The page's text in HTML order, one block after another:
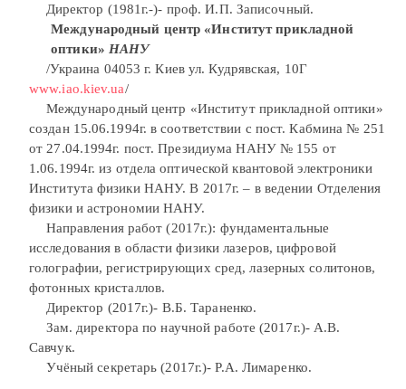
Директор (1981г.-)- проф. И.П. Записочный.
Международный центр «Институт прикладной
оптики» НАНУ
/Украина 04053 г. Киев ул. Кудрявская, 10Г
www.iao.kiev.ua/
Международный центр «Институт прикладной оптики»
создан 15.06.1994г. в соответствии с пост. Кабмина № 251
от 27.04.1994г. пост. Президиума НАНУ № 155 от
1.06.1994г. из отдела оптической квантовой электроники
Института физики НАНУ. В 2017г. – в ведении Отделения
физики и астрономии НАНУ.
Направления работ (2017г.): фундаментальные
исследования в области физики лазеров, цифровой
голографии, регистрирующих сред, лазерных солитонов,
фотонных кристаллов.
Директор (2017г.)- В.Б. Тараненко.
Зам. директора по научной работе (2017г.)- А.В.
Савчук.
Учёный секретарь (2017г.)- Р.А. Лимаренко.